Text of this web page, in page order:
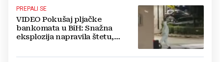
PREPALI SE
VIDEO Pokušaj pljačke
bankomata u BiH: Snažna
eksplozija napravila štetu,